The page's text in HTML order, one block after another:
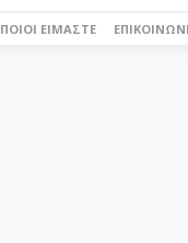
ΠΟΙΟΙ ΕΊΜΑΣΤΕ